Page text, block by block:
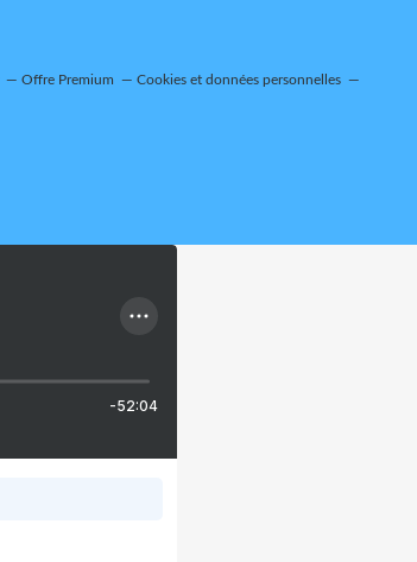
Offre Premium Cookies et données personnelles
-52:04